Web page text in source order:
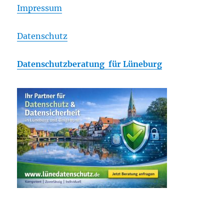
Impressum
Datenschutz
Datenschutzberatung für Lüneburg